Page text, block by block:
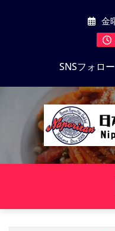
に
金
SNSフォロー